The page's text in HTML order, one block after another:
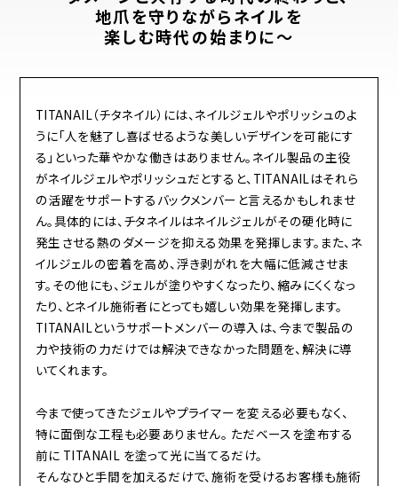
地爪を守りながらネイルを
楽しむ時代の始まりに～
TITANAIL（チタネイル）には、ネイルジェルやポリッシュのよ
うに「人を魅了し喜ばせるような美しいデザインを可能にす
る」といった華やかな働きはありません。ネイル製品の主役
がネイルジェルやポリッシュだとすると、TITANAILはそれら
の活躍をサポートするバックメンバーと言えるかもしれませ
ん。具体的には、チタネイルはネイルジェルがその硬化時に
発生させる熱のダメージを抑える効果を発揮します。また、ネ
イルジェルの密着を高め、浮き剥がれを大幅に低減させま
す。その他にも、ジェルが塗りやすくなったり、縮みにくくなっ
たり、とネイル施術者にとっても嬉しい効果を発揮します。
TITANAILというサポートメンバーの導入は、今まで製品の
力や技術の力だけでは解決できなかった問題を、解決に導
いてくれます。
今まで使ってきたジェルやプライマーを変える必要もなく、
特に面倒な工程も必要ありません。 ただベースを塗布する
前に TITANAIL を塗って光に当てるだけ。
そんなひと手間を加えるだけで、施術を受けるお客様も施術